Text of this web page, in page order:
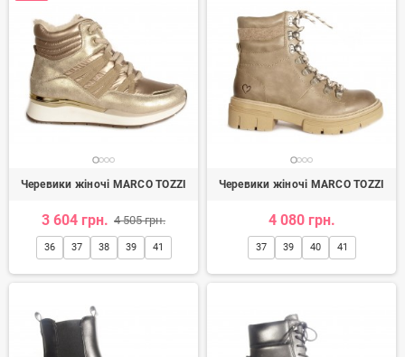
Черевики жіночі MARCO TOZZI
3 604 грн. 4 505 грн.
36 37 38 39 41
Черевики жіночі MARCO TOZZI
4 080 грн.
37 39 40 41